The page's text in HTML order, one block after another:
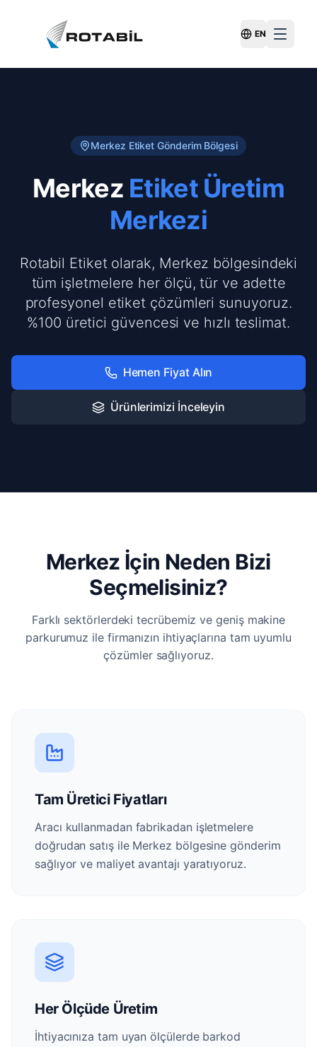
Switch
EN
Merkez Etiket Gönderim Bölgesi
Merkez Etiket Üretim
Merkezi
Rotabil Etiket olarak, Merkez bölgesindeki
tüm işletmelere her ölçü, tür ve adette
profesyonel etiket çözümleri sunuyoruz.
%100 üretici güvencesi ve hızlı teslimat.
Hemen Fiyat Alın
Ürünlerimizi İnceleyin
Merkez İçin Neden Bizi
Seçmelisiniz?
Farklı sektörlerdeki tecrübemiz ve geniş makine
parkurumuz ile firmanızın ihtiyaçlarına tam uyumlu
çözümler sağlıyoruz.
Tam Üretici Fiyatları
Aracı kullanmadan fabrikadan işletmelere
doğrudan satış ile Merkez bölgesine gönderim
sağlıyor ve maliyet avantajı yaratıyoruz.
Her Ölçüde Üretim
İhtiyacınıza tam uyan ölçülerde barkod